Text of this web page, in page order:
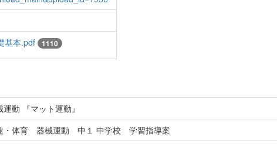
基本.pdf 1110
運動 『マット運動』
・体育 器械運動 中１ 中学校 学習指導案